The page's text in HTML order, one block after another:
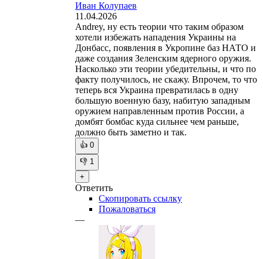
Иван Колупаев
11.04.2026
Andrey, ну есть теории что таким образом
хотели избежать нападения Украины на
Донбасс, появления в Укропине баз НАТО и
даже создания Зеленским ядерного оружия.
Насколько эти теории убедительны, и что по
факту получилось, не скажу. Впрочем, то что
теперь вся Украина превратилась в одну
большую военную базу, набитую западным
оружием направленным против России, а
домбят бомбас куда сильнее чем раньше,
должно быть заметно и так.
👍 0
👎 1
+
Ответить
Скопировать ссылку
Пожаловаться
—